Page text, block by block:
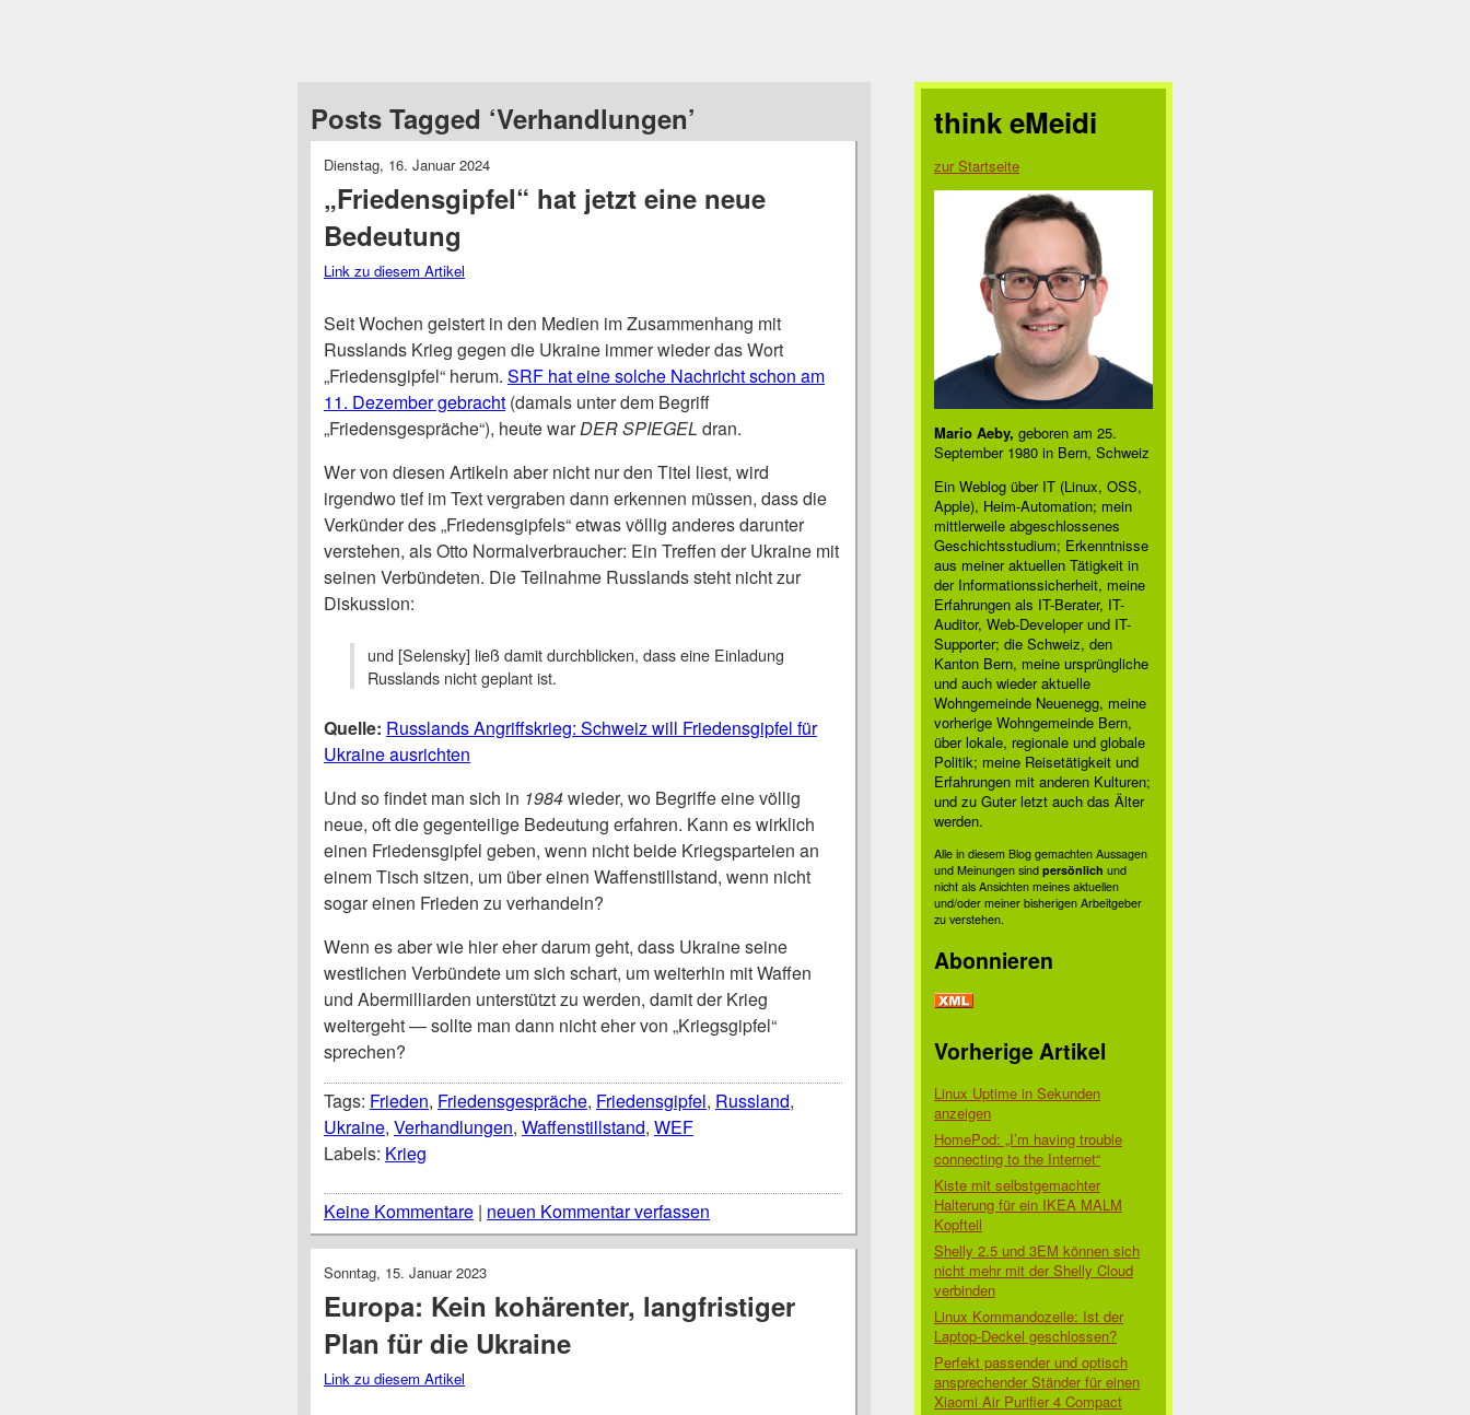
Posts Tagged ‘Verhandlungen’
Dienstag, 16. Januar 2024
„Friedensgipfel“ hat jetzt eine neue
Bedeutung
Link zu diesem Artikel
Seit Wochen geistert in den Medien im Zusammenhang mit
Russlands Krieg gegen die Ukraine immer wieder das Wort
„Friedensgipfel“ herum. SRF hat eine solche Nachricht schon am
11. Dezember gebracht (damals unter dem Begriff
„Friedensgespräche“), heute warDER SPIEGEL dran.
Wer von diesen Artikeln aber nicht nur den Titel liest, wird
irgendwo tief im Text vergraben dann erkennen müssen, dass die
Verkünder des „Friedensgipfels“ etwas völlig anderes darunter
verstehen, als Otto Normalverbraucher: Ein Treffen der Ukraine mit
seinen Verbündeten. Die Teilnahme Russlands steht nicht zur
Diskussion:
und [Selensky] ließ damit durchblicken, dass eine Einladung
Russlands nicht geplant ist.
Quelle: Russlands Angriffskrieg: Schweiz will Friedensgipfel für
Ukraine ausrichten
Und so findet man sich in 1984wieder, wo Begriffe eine völlig
neue, oft die gegenteilige Bedeutung erfahren. Kann es wirklich
einen Friedensgipfel geben, wenn nicht beide Kriegsparteien an
einem Tisch sitzen, um über einen Waffenstillstand, wenn nicht
sogar einen Frieden zu verhandeln?
Wenn es aber wie hier eher darum geht, dass Ukraine seine
westlichen Verbündete um sich schart, um weiterhin mit Waffen
und Abermilliarden unterstützt zu werden, damit der Krieg
weitergeht — sollte man dann nicht eher von „Kriegsgipfel“
sprechen?
Tags: Frieden, Friedensgespräche, Friedensgipfel, Russland,
Ukraine, Verhandlungen, Waffenstillstand, WEF
Labels: Krieg
Keine Kommentare | neuen Kommentar verfassen
Sonntag, 15. Januar 2023
Europa: Kein kohärenter, langfristiger
Plan für die Ukraine
Link zu diesem Artikel
think eMeidi
zur Startseite
Mario Aeby, geboren am 25.
September 1980 in Bern, Schweiz
Ein Weblog über IT (Linux, OSS,
Apple), Heim-Automation; mein
mittlerweile abgeschlossenes
Geschichtsstudium; Erkenntnisse
aus meiner aktuellen Tätigkeit in
der Informationssicherheit, meine
Erfahrungen als IT-Berater, IT-
Auditor, Web-Developer und IT-
Supporter; die Schweiz, den
Kanton Bern, meine ursprüngliche
und auch wieder aktuelle
Wohngemeinde Neuenegg, meine
vorherige Wohngemeinde Bern,
über lokale, regionale und globale
Politik; meine Reisetätigkeit und
Erfahrungen mit anderen Kulturen;
und zu Guter letzt auch das Älter
werden.
Alle in diesem Blog gemachten Aussagen
und Meinungen sind persönlich und
nicht als Ansichten meines aktuellen
und/oder meiner bisherigen Arbeitgeber
zu verstehen.
Abonnieren
Vorherige Artikel
Linux Uptime in Sekunden
anzeigen
HomePod: „I’m having trouble
connecting to the Internet“
Kiste mit selbstgemachter
Halterung für ein IKEA MALM
Kopfteil
Shelly 2.5 und 3EM können sich
nicht mehr mit der Shelly Cloud
verbinden
Linux Kommandozeile: Ist der
Laptop-Deckel geschlossen?
Perfekt passender und optisch
ansprechender Ständer für einen
Xiaomi Air Purifier 4 Compact